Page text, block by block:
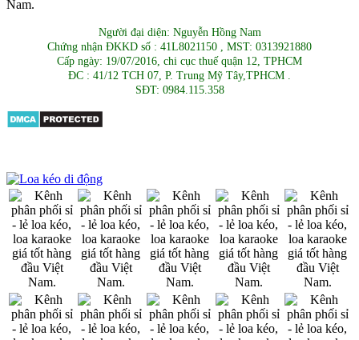
Người đại diện: Nguyễn Hồng Nam
Chứng nhận ĐKKD số : 41L8021150 , MST: 0313921880
Cấp ngày: 19/07/2016, chi cục thuế quận 12, TPHCM
ĐC : 41/12 TCH 07, P. Trung Mỹ Tây,TPHCM .
SĐT: 0984.115.358